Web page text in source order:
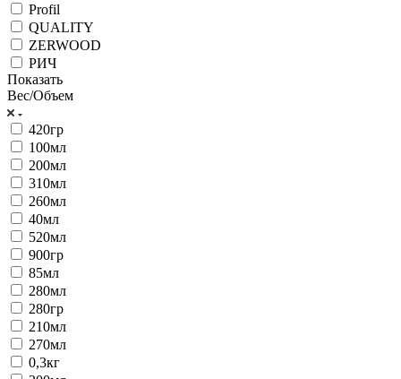
Profil
QUALITY
ZERWOOD
РИЧ
Показать
Вес/Объем
420гр
100мл
200мл
310мл
260мл
40мл
520мл
900гр
85мл
280мл
280гр
210мл
270мл
0,3кг